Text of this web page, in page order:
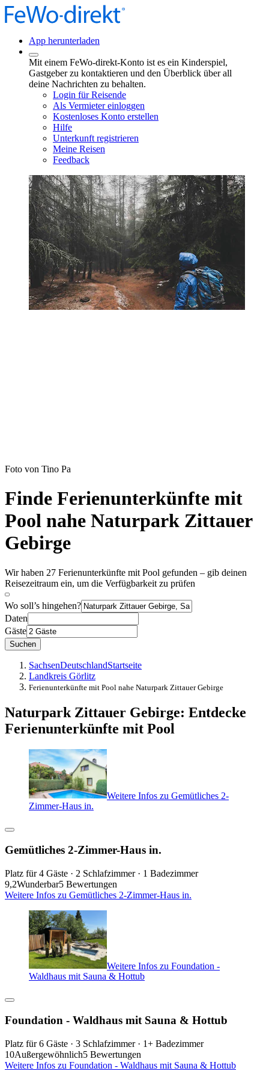
App herunterladen
Mit einem FeWo-direkt-Konto ist es ein Kinderspiel,
Gastgeber zu kontaktieren und den Überblick über all
deine Nachrichten zu behalten.
Login für Reisende
Als Vermieter einloggen
Kostenloses Konto erstellen
Hilfe
Unterkunft registrieren
Meine Reisen
Feedback
Foto von Tino Pa
Finde Ferienunterkünfte mit
Pool nahe Naturpark Zittauer
Gebirge
Wir haben 27 Ferienunterkünfte mit Pool gefunden – gib deinen
Reisezeitraum ein, um die Verfügbarkeit zu prüfen
Wo soll’s hingehen?
Daten
Gäste
Suchen
SachsenDeutschlandStartseite
Landkreis Görlitz
Ferienunterkünfte mit Pool nahe Naturpark Zittauer Gebirge
Naturpark Zittauer Gebirge: Entdecke
Ferienunterkünfte mit Pool
Weitere Infos zu Gemütliches 2-
Zimmer-Haus in.
Gemütliches 2-Zimmer-Haus in.
Platz für 4 Gäste · 2 Schlafzimmer · 1 Badezimmer
9,2Wunderbar5 Bewertungen
Weitere Infos zu Gemütliches 2-Zimmer-Haus in.
Weitere Infos zu Foundation -
Waldhaus mit Sauna & Hottub
Foundation - Waldhaus mit Sauna & Hottub
Platz für 6 Gäste · 3 Schlafzimmer · 1+ Badezimmer
10Außergewöhnlich5 Bewertungen
Weitere Infos zu Foundation - Waldhaus mit Sauna & Hottub